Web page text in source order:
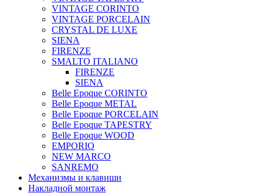
VINTAGE CORINTO
VINTAGE PORCELAIN
CRYSTAL DE LUXE
SIENA
FIRENZE
SMALTO ITALIANO
FIRENZE
SIENA
Belle Epoque CORINTO
Belle Epoque METAL
Belle Epoque PORCELAIN
Belle Epoque TAPESTRY
Belle Epoque WOOD
EMPORIO
NEW MARCO
SANREMO
Механизмы и клавиши
Накладной монтаж